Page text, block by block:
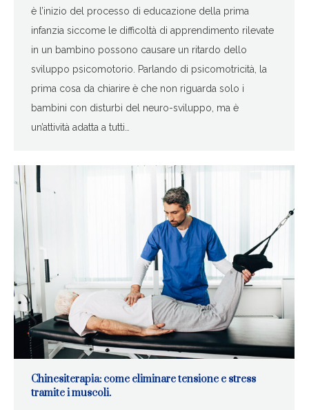
è l’inizio del processo di educazione della prima
infanzia siccome le difficoltà di apprendimento rilevate
in un bambino possono causare un ritardo dello
sviluppo psicomotorio. Parlando di psicomotricità, la
prima cosa da chiarire è che non riguarda solo i
bambini con disturbi del neuro-sviluppo, ma è
un’attività adatta a tutti…
Chinesiterapia: come eliminare tensione e stress
tramite i muscoli.